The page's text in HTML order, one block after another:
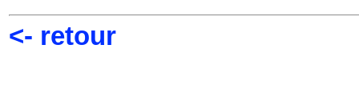
<- retour